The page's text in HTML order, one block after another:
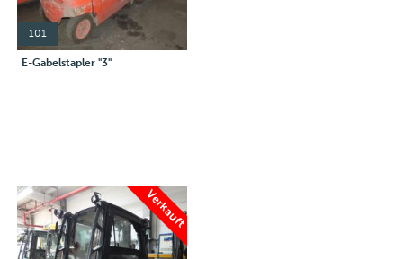
101
E-Gabelstapler "3"
Verkauft